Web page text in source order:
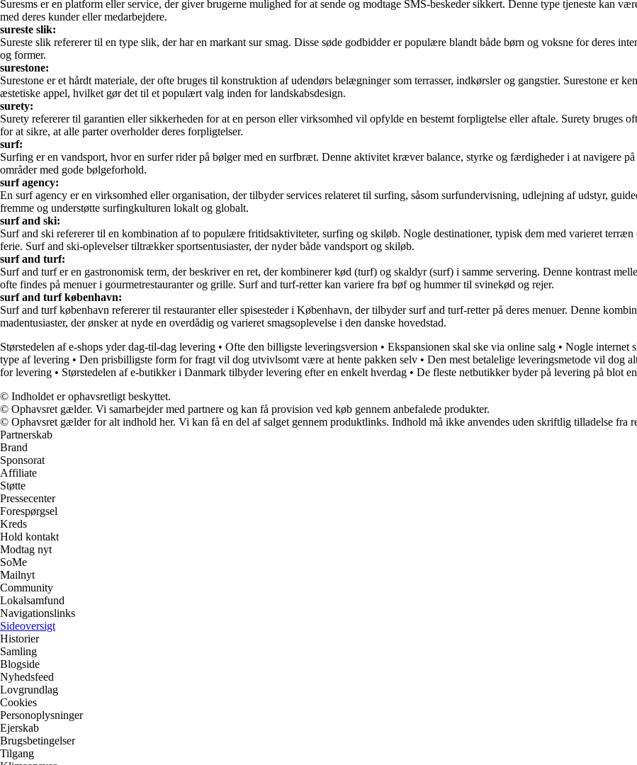
Suresms er en platform eller service, der giver brugerne mulighed for at sende og modtage SMS-beskeder sikkert. Denne type tjeneste kan
med deres kunder eller medarbejdere.
sureste slik:
Sureste slik refererer til en type slik, der har en markant sur smag. Disse søde godbidder er populære blandt både børn og voksne for deres
og former.
surestone:
Surestone er et hårdt materiale, der ofte bruges til konstruktion af udendørs belægninger som terrasser, indkørsler og gangstier. Surestone er
æstetiske appel, hvilket gør det til et populært valg inden for landskabsdesign.
surety:
Surety refererer til garantien eller sikkerheden for at en person eller virksomhed vil opfylde en bestemt forpligtelse eller aftale. Surety bruges
for at sikre, at alle parter overholder deres forpligtelser.
surf:
Surfing er en vandsport, hvor en surfer rider på bølger med en surfbræt. Denne aktivitet kræver balance, styrke og færdigheder i at navigere
områder med gode bølgeforhold.
surf agency:
En surf agency er en virksomhed eller organisation, der tilbyder services relateret til surfing, såsom surfundervisning, udlejning af udstyr,
fremme og understøtte surfingkulturen lokalt og globalt.
surf and ski:
Surf and ski refererer til en kombination af to populære fritidsaktiviteter, surfing og skiløb. Nogle destinationer, typisk dem med varieret
ferie. Surf and ski-oplevelser tiltrækker sportsentusiaster, der nyder både vandsport og skiløb.
surf and turf:
Surf and turf er en gastronomisk term, der beskriver en ret, der kombinerer kød (turf) og skaldyr (surf) i samme servering. Denne kontrast
ofte findes på menuer i gourmetrestauranter og grille. Surf and turf-retter kan variere fra bøf og hummer til svinekød og rejer.
surf and turf københavn:
Surf and turf københavn refererer til restauranter eller spisesteder i København, der tilbyder surf and turf-retter på deres menuer. Denne
madentusiaster, der ønsker at nyde en overdådig og varieret smagsoplevelse i den danske hovedstad.
Størstedelen af e-shops yder dag-til-dag levering • Ofte den billigste leveringsversion • Ekspansionen skal ske via online salg • Nogle internet
type af levering • Den prisbilligste form for fragt vil dog utvivlsomt være at hente pakken selv • Den mest betalelige leveringsmetode vil dog
for levering • Størstedelen af e-butikker i Danmark tilbyder levering efter en enkelt hverdag • De fleste netbutikker byder på levering på blot
© Indholdet er ophavsretligt beskyttet.
© Ophavsret gælder. Vi samarbejder med partnere og kan få provision ved køb gennem anbefalede produkter.
© Ophavsret gælder for alt indhold her. Vi kan få en del af salget gennem produktlinks. Indhold må ikke anvendes uden skriftlig tilladelse fra
Partnerskab
Brand
Sponsorat
Affiliate
Støtte
Pressecenter
Forespørgsel
Kreds
Hold kontakt
Modtag nyt
SoMe
Mailnyt
Community
Lokalsamfund
Navigationslinks
Sideoversigt
Historier
Samling
Blogside
Nyhedsfeed
Lovgrundlag
Cookies
Personoplysninger
Ejerskab
Brugsbetingelser
Tilgang